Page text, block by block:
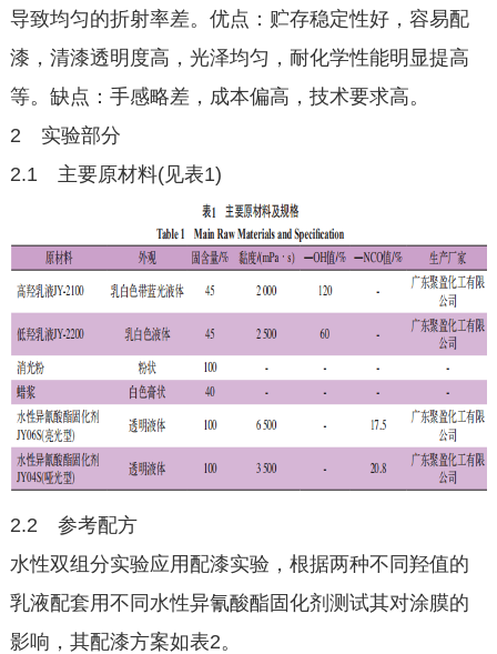
导致均匀的折射率差。优点：贮存稳定性好，容易配
漆，清漆透明度高，光泽均匀，耐化学性能明显提高
等。缺点：手感略差，成本偏高，技术要求高。
2 实验部分
2.1 主要原材料(见表1)
2.2 参考配方
水性双组分实验应用配漆实验，根据两种不同羟值的
乳液配套用不同水性异氰酸酯固化剂测试其对涂膜的
影响，其配漆方案如表2。